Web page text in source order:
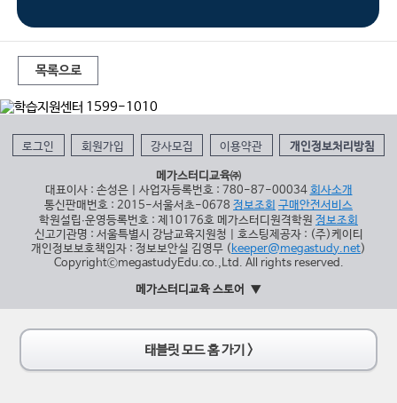
목록으로
로그인 회원가입 강사모집 이용약관 개인정보처리방침
메가스터디교육㈜
대표이사 : 손성은 | 사업자등록번호 : 780-87-00034 회사소개
통신판매번호 : 2015-서울서초-0678 정보조회 구매안전서비스
학원설립∙운영등록번호 : 제10176호 메가스터디원격학원 정보조회
신고기관명 : 서울특별시 강남교육지원청 | 호스팅제공자 : (주)케이티
개인정보보호책임자 : 정보보안실 김영무 (keeper@megastudy.net)
CopyrightⓒmegastudyEdu.co.,Ltd. All rights reserved.
메가스터디교육 스토어
태블릿 모드 홈 가기 >